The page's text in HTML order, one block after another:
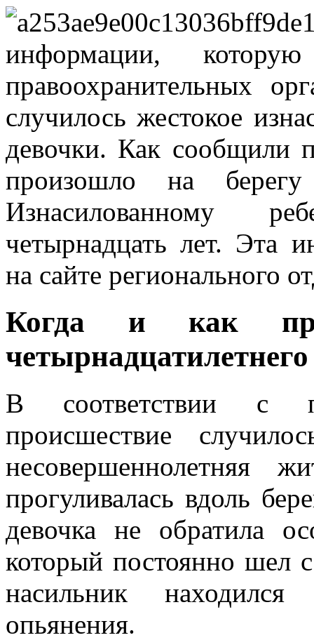
информации,
правоохранительных
случилось жестокое
девочки. Как сообщили
произошло на
Изнасилованному
четырнадцать лет. Эта
на сайте регионального
Когда и как
В соответствии с
происшествие
несовершеннолетняя
прогуливалась вдоль
девочка не обратила
который постоянно шел
насильник
опьянения.